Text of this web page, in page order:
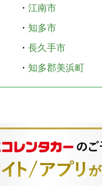
・ 江南市
・ 知多市
・ 長久手市
・ 知多郡美浜町